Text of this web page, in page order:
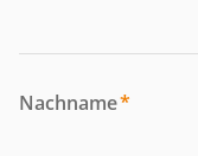
Nachname*